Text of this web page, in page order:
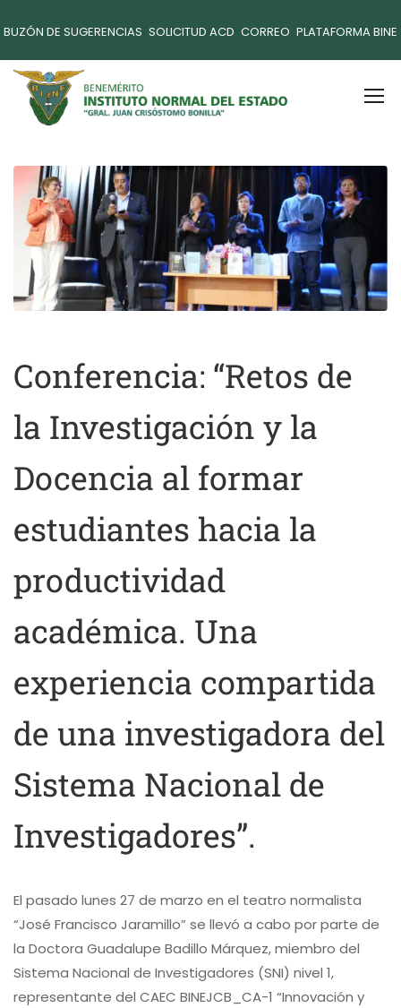
BUZÓN DE SUGERENCIAS SOLICITUD ACD CORREO PLATAFORMA BINE
Conferencia: “Retos de
la Investigación y la
Docencia al formar
estudiantes hacia la
productividad
académica. Una
experiencia compartida
de una investigadora del
Sistema Nacional de
Investigadores”.
El pasado lunes 27 de marzo en el teatro normalista
“José Francisco Jaramillo” se llevó a cabo por parte de
la Doctora Guadalupe Badillo Márquez, miembro del
Sistema Nacional de Investigadores (SNI) nivel 1,
representante del CAEC BINEJCB_CA-1 “Innovación y